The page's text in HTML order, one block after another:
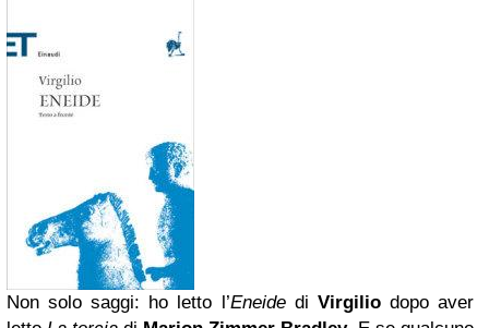
Non solo saggi: ho letto l’Eneidedi Virgiliodopo aver